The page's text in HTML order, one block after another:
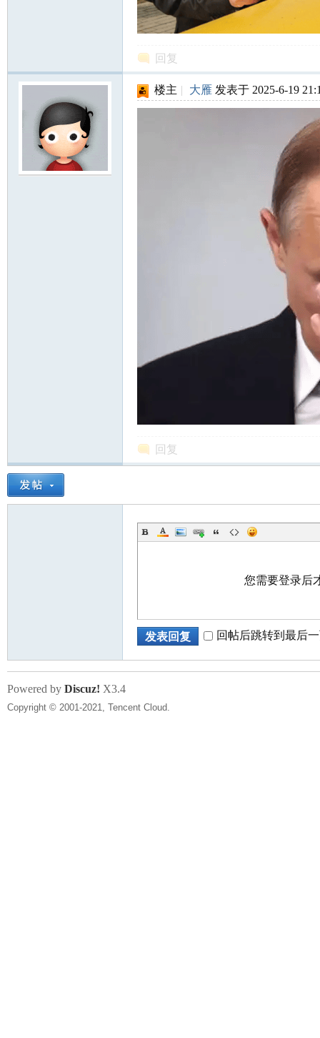
回复
楼主 | 大雁 发表于 2025-6-19
回复
您需要登录后
发表回复 回帖后跳转到最后
Powered by Discuz! X3.4
Copyright © 2001-2021, Tencent Cloud.